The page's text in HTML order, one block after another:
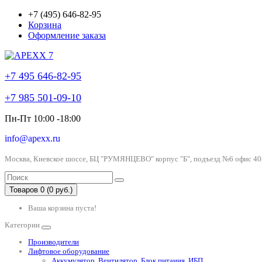
+7 (495) 646-82-95
Корзина
Оформление заказа
+7 495 646-82-95
+7 985 501-09-10
Пн-Пт 10:00 -18:00
info@apexx.ru
Москва, Киевское шоссе, БЦ "РУМЯНЦЕВО" корпус "Б", подъезд №6 офис
Товаров 0 (0 руб.)
Ваша корзина пуста!
Категории
Производители
Лифтовое оборудование